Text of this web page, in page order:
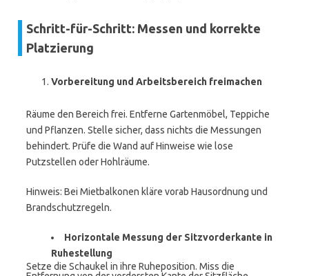
Schritt-für-Schritt: Messen und korrekte
Platzierung
Vorbereitung und Arbeitsbereich freimachen
Räume den Bereich frei. Entferne Gartenmöbel, Teppiche
und Pflanzen. Stelle sicher, dass nichts die Messungen
behindert. Prüfe die Wand auf Hinweise wie lose
Putzstellen oder Hohlräume.
Hinweis: Bei Mietbalkonen kläre vorab Hausordnung und
Brandschutzregeln.
Horizontale Messung der Sitzvorderkante in
Ruhestellung
Setze die Schaukel in ihre Ruheposition. Miss die